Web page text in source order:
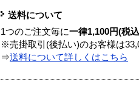
送料について
1つのご注文毎に一律1,100円(税
※売掛取引(後払い)のお客様は
⇒送料について詳しくはこちら